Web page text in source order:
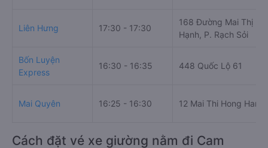
Liên Hưng 17:30 - 17:30
168 Đường Mai Thị
Hạnh, P. Rạch Sỏi
Bốn Luyện
Express
16:30 - 16:35 448 Quốc Lộ 61
Mai Quyên 16:25 - 16:30 12 Mai Thi Hong Hanh
Cách đặt vé xe giường nằm đi Cam